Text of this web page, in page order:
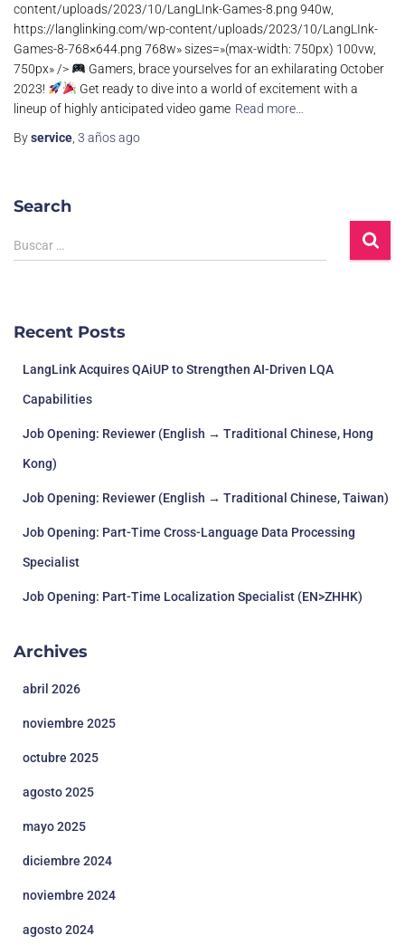
content/uploads/2023/10/LangLInk-Games-8.png 940w,
https://langlinking.com/wp-content/uploads/2023/10/LangLInk-
Games-8-768×644.png 768w» sizes=»(max-width: 750px) 100vw,
750px» />
Gamers, brace yourselves for an exhilarating October
2023!
Get ready to dive into a world of excitement with a
lineup of highly anticipated video game Read more…
Byservice 3 añosago
Search
Buscar …
Recent Posts
LangLink Acquires QAiUP to Strengthen AI-Driven LQA
Capabilities
Job Opening: Reviewer (English → Traditional Chinese, Hong
Kong)
Job Opening: Reviewer (English → Traditional Chinese, Taiwan)
Job Opening: Part-Time Cross-Language Data Processing
Specialist
Job Opening: Part-Time Localization Specialist (EN>ZHHK)
Archives
abril 2026
noviembre 2025
octubre 2025
agosto 2025
mayo 2025
diciembre 2024
noviembre 2024
agosto 2024